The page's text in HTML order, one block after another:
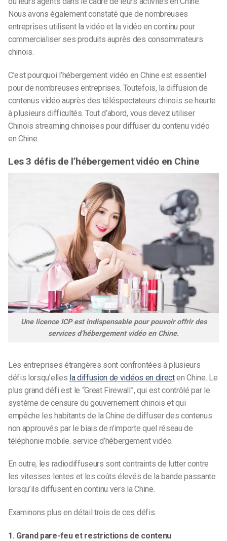
Nous avons également constaté que de nombreuses
entreprises utilisent la vidéo et lavidéo en continu pour
commercialiser ses produits auprès des consommateurs
chinois.
C’est pourquoi l’hébergement vidéo en Chine est essentiel
pour de nombreuses entreprises. Toutefois, la diffusion de
contenus vidéo auprès des téléspectateurs chinois se heurte
à plusieurs difficultés. Tout d’abord, vous devez utiliser
Chinois streamingchinoises pour diffuser du contenu vidéo
en Chine.
Les 3 défis de l’hébergement vidéo en Chine
Une licence ICP est indispensable pour pouvoir offrir des
services d’hébergement vidéo en Chine.
Les entreprises étrangères sont confrontées à plusieurs
défis lorsqu’elles la diffusion de vidéos en directen Chine. Le
plus grand défi est le “Great Firewall”, qui est contrôlé par le
système de censure du gouvernement chinois et qui
empêche les habitants de la Chine de diffuser des contenus
non approuvés par le biais de n’importe quel réseau de
téléphonie mobile. service d’hébergement vidéo
En outre, les radiodiffuseurs sont contraints de lutter contre
les vitesses lentes et les coûts élevés de la bande passante
lorsqu’ils diffusent en continu vers la Chine.
Examinons plus en détail trois de ces défis.
1. Grand pare-feu et restrictions de contenu